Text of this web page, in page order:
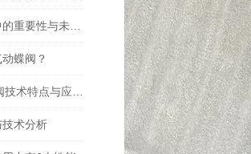
蝶阀？
术分析